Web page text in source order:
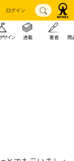
ログイン
ザイン 連載 著者 商